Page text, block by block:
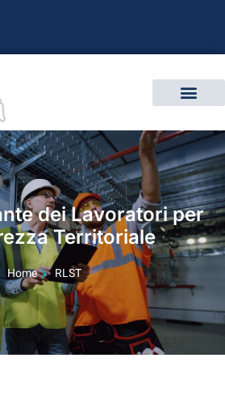
dei Lavoratori per
Territoriale
Home RLST